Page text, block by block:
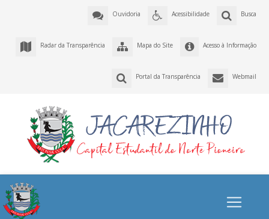
Busca
Acessibilidade
Ouvidoria
Acesso à Informação
Mapa do Site
Radar da Transparência
Webmail
Portal da Transparência